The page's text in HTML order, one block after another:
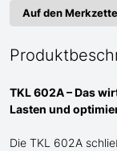
Auf den
TKL 602A – Das
Lasten und
Die TKL 602A